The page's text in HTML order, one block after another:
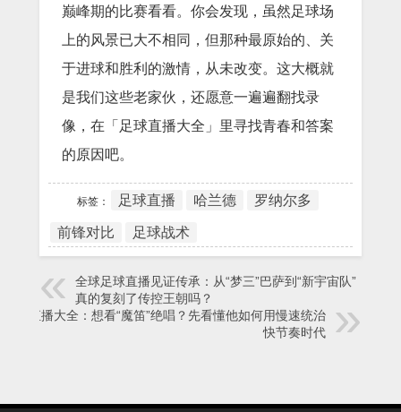
巅峰期的比赛看看。你会发现，虽然足球场
上的风景已大不相同，但那种最原始的、关
于进球和胜利的激情，从未改变。这大概就
是我们这些老家伙，还愿意一遍遍翻找录
像，在「足球直播大全」里寻找青春和答案
的原因吧。
标签： 足球直播 哈兰德 罗纳尔多
前锋对比 足球战术
全球足球直播见证传承：从“梦三”巴萨到“新宇宙队”，曼城
真的复刻了传控王朝吗？
足球直播大全：想看“魔笛”绝唱？先看懂他如何用慢速统治
快节奏时代